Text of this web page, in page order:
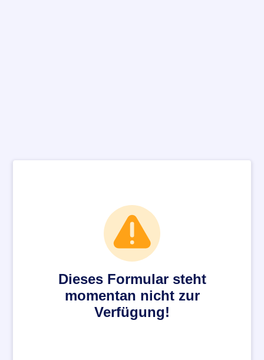
Dieses Formular steht
momentan nicht zur
Verfügung!